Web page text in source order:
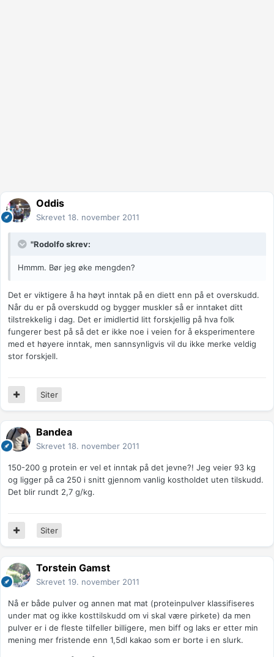
Oddis
Skrevet 18. november 2011
"Rodolfo skrev:
Hmmm. Bør jeg øke mengden?
Det er viktigere å ha høyt inntak på en diett enn på et overskudd.
Når du er på overskudd og bygger muskler så er inntaket ditt
tilstrekkelig i dag. Det er imidlertid litt forskjellig på hva folk
fungerer best på så det er ikke noe i veien for å eksperimentere
med et høyere inntak, men sannsynligvis vil du ikke merke veldig
stor forskjell.
Siter
Bandea
Skrevet 18. november 2011
150-200 g protein er vel et inntak på det jevne?! Jeg veier 93 kg
og ligger på ca 250 i snitt gjennom vanlig kostholdet uten tilskudd.
Det blir rundt 2,7 g/kg.
Siter
Torstein Gamst
Skrevet 19. november 2011
Nå er både pulver og annen mat mat (proteinpulver klassifiseres
under mat og ikke kosttilskudd om vi skal være pirkete) da men
pulver er i de fleste tilfeller billigere, men biff og laks er etter min
mening mer fristende enn 1,5dl kakao som er borte i en slurk.